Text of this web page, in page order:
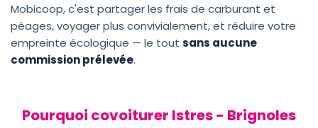
Mobicoop, c'est partager les frais de carburant et
péages, voyager plus convivialement, et réduire votre
empreinte écologique — le tout sans aucune
commission prélevée.
Pourquoi covoiturer Istres - Brignoles